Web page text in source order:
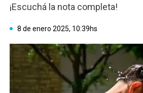
¡Escuchá la nota completa!
8 de enero 2025, 10:39hs